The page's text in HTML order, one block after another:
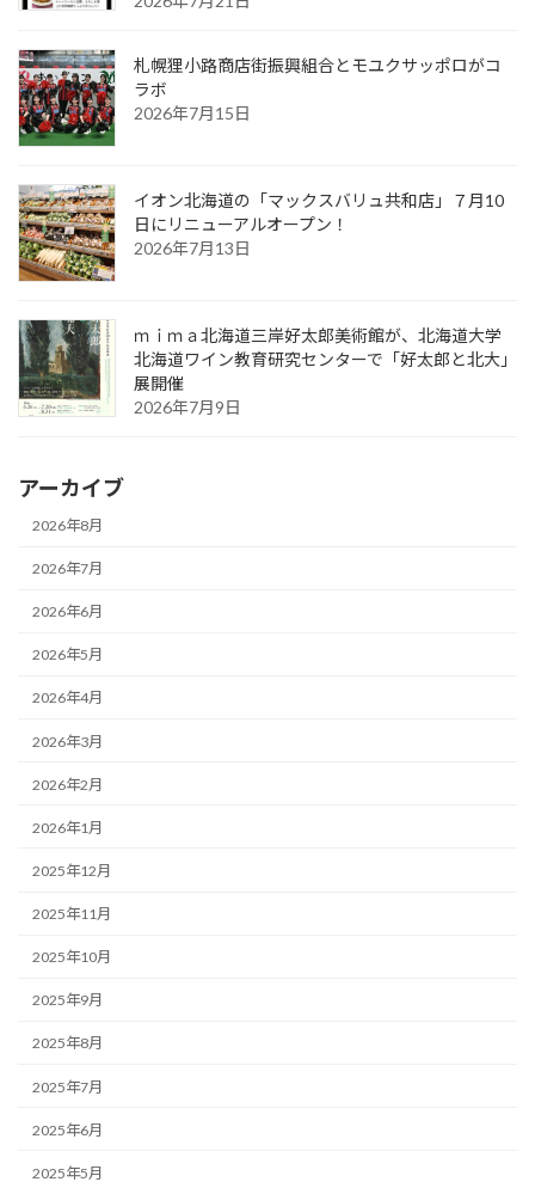
札幌狸小路商店街振興組合とモユクサッポロがコ
ラボ
2026年7月15日
イオン北海道の「マックスバリュ共和店」７月10
日にリニューアルオープン！
2026年7月13日
ｍｉｍａ北海道三岸好太郎美術館が、北海道大学
北海道ワイン教育研究センターで「好太郎と北大」
展開催
2026年7月9日
アーカイブ
2026年8月
2026年7月
2026年6月
2026年5月
2026年4月
2026年3月
2026年2月
2026年1月
2025年12月
2025年11月
2025年10月
2025年9月
2025年8月
2025年7月
2025年6月
2025年5月